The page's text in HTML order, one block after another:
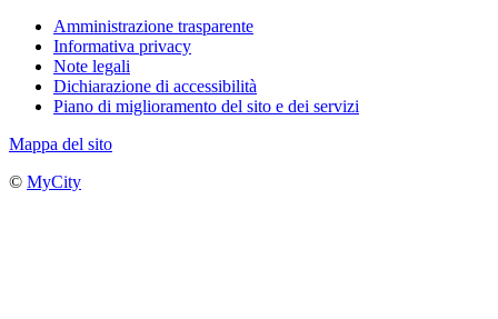
Amministrazione trasparente
Informativa privacy
Note legali
Dichiarazione di accessibilità
Piano di miglioramento del sito e dei servizi
Mappa del sito
© MyCity